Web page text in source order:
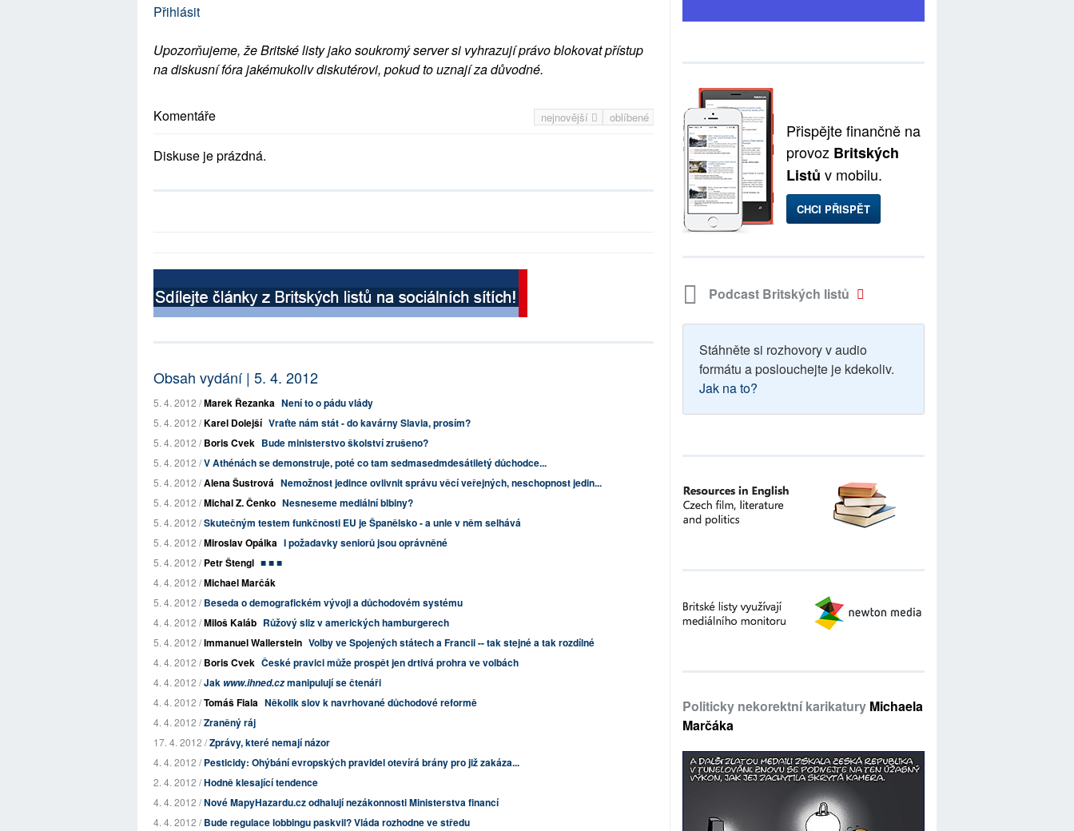
Přihlásit
Upozorňujeme, že Britské listy jako soukromý server si vyhrazují právo blokovat přístup
na diskusní fóra jakémukoliv diskutérovi, pokud to uznají za důvodné.
nejnovější oblíbené
Komentáře
Diskuse je prázdná.
Obsah vydání | 5. 4. 2012
5. 4. 2012 /Marek Řezanka Není to o pádu vlády
5. 4. 2012 /Karel Dolejší Vraťte nám stát - do kavárny Slavia, prosím?
5. 4. 2012 /Boris Cvek Bude ministerstvo školství zrušeno?
5. 4. 2012 /V Athénách se demonstruje, poté co tam sedmasedmdesátiletý důchodce...
5. 4. 2012 /Alena Šustrová Nemožnost jedince ovlivnit správu věcí veřejných, neschopnost jedin...
5. 4. 2012 /Michal Z. Čenko Nesneseme mediální blbiny?
5. 4. 2012 /Skutečným testem funkčnosti EU je Španělsko - a unie v něm selhává
5. 4. 2012 /Miroslav Opálka I požadavky seniorů jsou oprávněné
5. 4. 2012 /Petr Štengl ■ ■ ■
4. 4. 2012 /Michael Marčák
5. 4. 2012 /Beseda o demografickém vývoji a důchodovém systému
4. 4. 2012 /Miloš Kaláb Růžový sliz v amerických hamburgerech
5. 4. 2012 /Immanuel Wallerstein Volby ve Spojených státech a Francii -- tak stejné a tak rozdílné
4. 4. 2012 /Boris Cvek České pravici může prospět jen drtivá prohra ve volbách
4. 4. 2012 /Jak www.ihned.czmanipulují se čtenáři
4. 4. 2012 /Tomáš Fiala Několik slov k navrhované důchodové reformě
4. 4. 2012 /Zraněný ráj
17. 4. 2012 /Zprávy, které nemají názor
4. 4. 2012 /Pesticidy: Ohýbání evropských pravidel otevírá brány pro již zakáza...
2. 4. 2012 /Hodně klesající tendence
4. 4. 2012 /Nové MapyHazardu.cz odhalují nezákonnosti Ministerstva financí
4. 4. 2012 /Bude regulace lobbingu paskvil? Vláda rozhodne ve středu
Přispějte finančně na
provoz Britských
Listů v mobilu.
CHCI PŘISPĚT
Podcast Britských listů
Stáhněte si rozhovory v audio
formátu a poslouchejte je kdekoliv.
Jak na to?
Politicky nekorektní karikatury Michaela
Marčáka